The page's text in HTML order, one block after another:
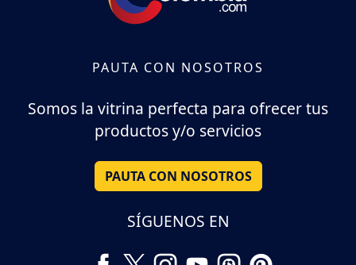
PAUTA CON NOSOTROS
Somos la vitrina perfecta para ofrecer tus
productos y/o servicios
PAUTA CON NOSOTROS
SÍGUENOS EN